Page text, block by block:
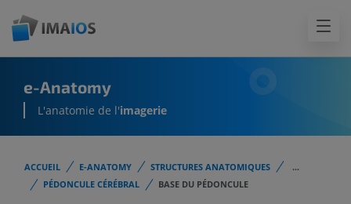
e-Anatomy
L'anatomie de l'imagerie
ACCUEIL E-ANATOMY STRUCTURES ANATOMIQUES
...
PÉDONCULE CÉRÉBRAL
BASE DU PÉDONCULE